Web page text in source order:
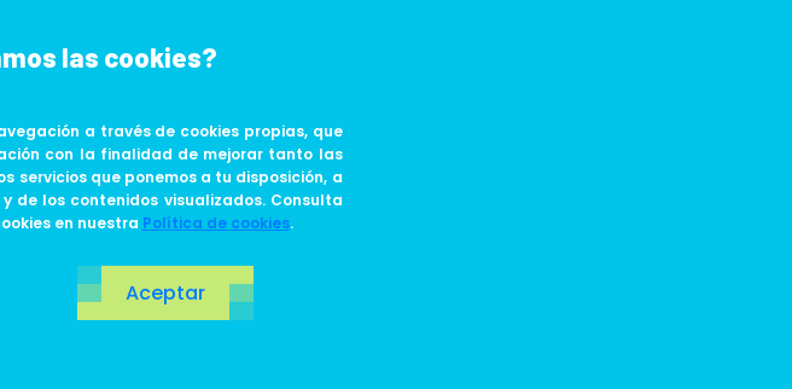
las cookies?
a través de cookies propias, que
con la finalidad de mejorar tanto las
servicios que ponemos a tu disposición, a
de los contenidos visualizados. Consulta
en nuestra Política de cookies.
Aceptar
US LIFE AT TECH